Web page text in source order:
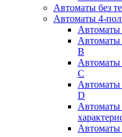
Автоматы без
Автоматы 4-
Автоматы
Автоматы
B
Автоматы
C
Автоматы
D